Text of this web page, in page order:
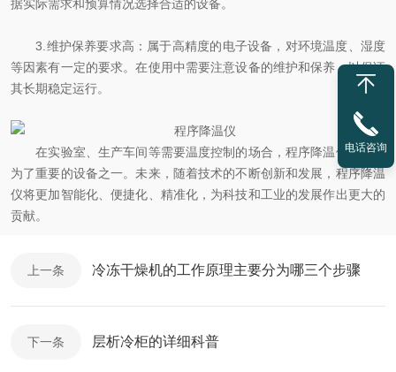
据实际需求和预算情况选择合适的设备。
3.维护保养要求高：属于高精度的电子设备，对环境温度、湿度
等因素有一定的要求。在使用中需要注意设备的维护和保养，以保证
其长期稳定运行。
在实验室、生产车间等需要温度控制的场合，程序降温仪已经成
为了重要的设备之一。未来，随着技术的不断创新和发展，程序降温
仪将更加智能化、便捷化、精准化，为科技和工业的发展作出更大的
贡献。
上一条 冷冻干燥机的工作原理主要分为哪三个步骤
下一条 层析冷柜的详细科普
电话咨询